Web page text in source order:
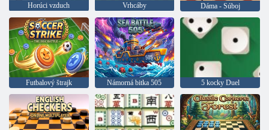
Horúci vzduch Vrhcáby Dáma - Súboj
Futbalový štrajk Námorná bitka 505 5 kocky Duel